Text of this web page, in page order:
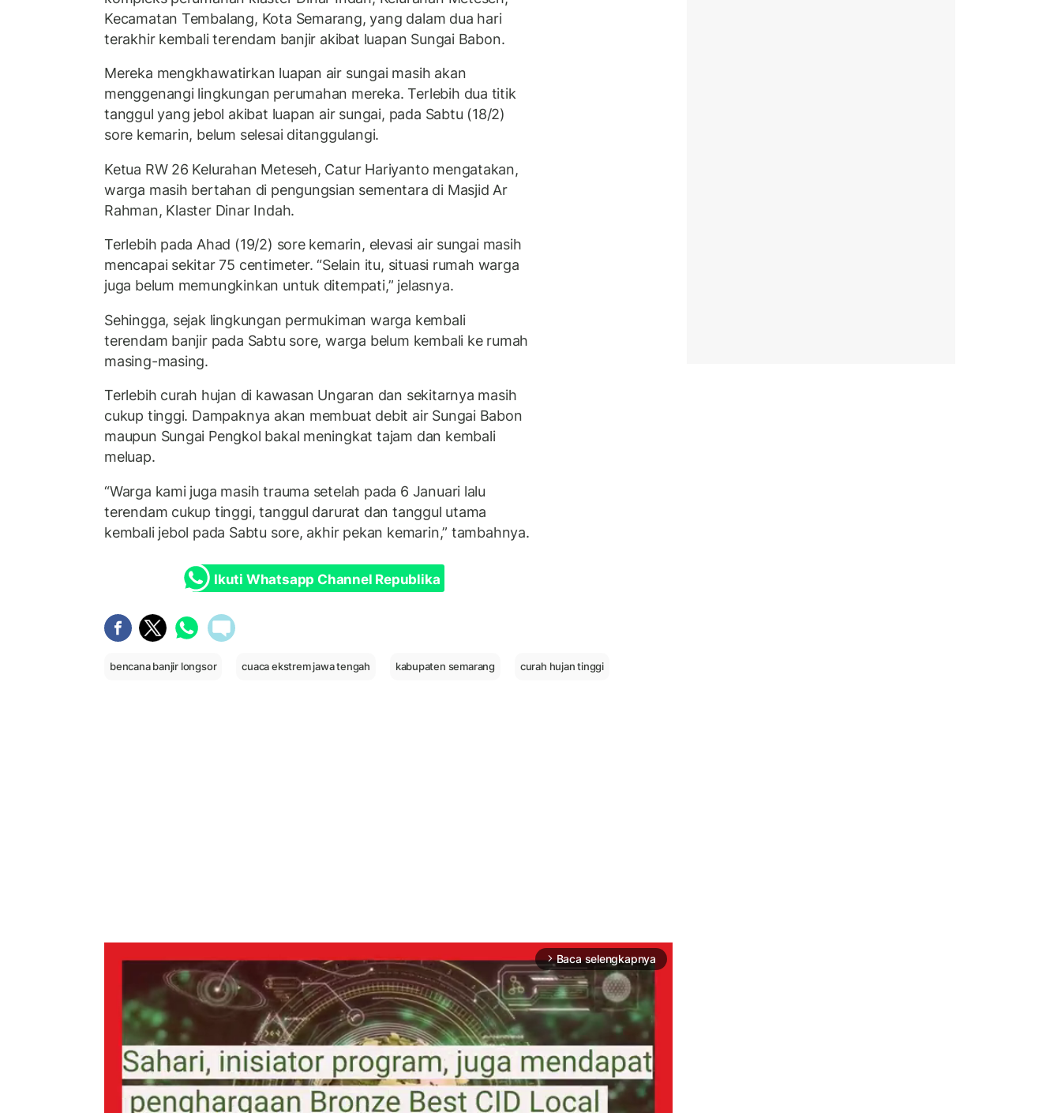
Kecamatan Tembalang, Kota Semarang, yang dalam dua hari
terakhir kembali terendam banjir akibat luapan Sungai Babon.
Mereka mengkhawatirkan luapan air sungai masih akan
menggenangi lingkungan perumahan mereka. Terlebih dua titik
tanggul yang jebol akibat luapan air sungai, pada Sabtu (18/2)
sore kemarin, belum selesai ditanggulangi.
Ketua RW 26 Kelurahan Meteseh, Catur Hariyanto mengatakan,
warga masih bertahan di pengungsian sementara di Masjid Ar
Rahman, Klaster Dinar Indah.
Terlebih pada Ahad (19/2) sore kemarin, elevasi air sungai masih
mencapai sekitar 75 centimeter. “Selain itu, situasi rumah warga
juga belum memungkinkan untuk ditempati,” jelasnya.
Sehingga, sejak lingkungan permukiman warga kembali
terendam banjir pada Sabtu sore, warga belum kembali ke rumah
masing-masing.
Terlebih curah hujan di kawasan Ungaran dan sekitarnya masih
cukup tinggi. Dampaknya akan membuat debit air Sungai Babon
maupun Sungai Pengkol bakal meningkat tajam dan kembali
meluap.
“Warga kami juga masih trauma setelah pada 6 Januari lalu
terendam cukup tinggi, tanggul darurat dan tanggul utama
kembali jebol pada Sabtu sore, akhir pekan kemarin,” tambahnya.
Ikuti Whatsapp Channel Republika
bencana banjir longsor cuaca ekstrem jawa tengah kabupaten semarang curah hujan tinggi
arrow_forward_ios Baca selengkapnya